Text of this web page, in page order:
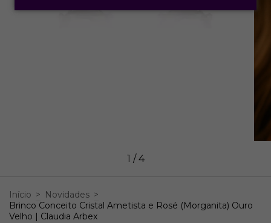
1 /4
Início > Novidades >
Brinco Conceito Cristal Ametista e Rosé (Morganita) Ouro
Velho | Claudia Arbex